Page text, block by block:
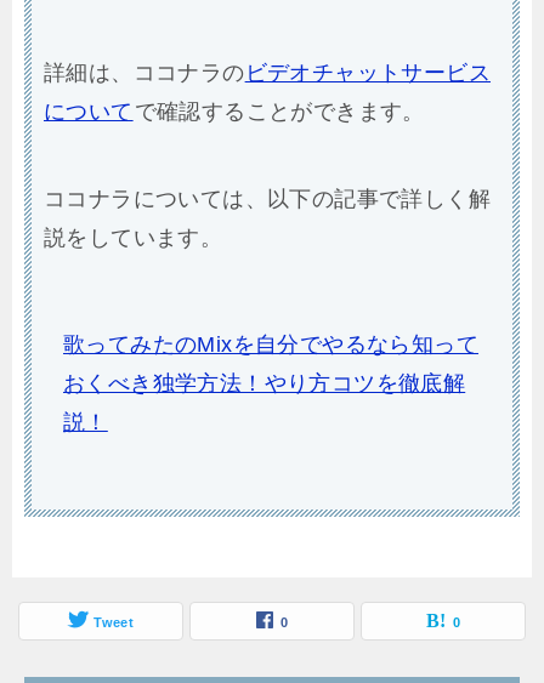
詳細は、ココナラの ビデオチャットサービス
について で確認することができます。
ココナラについては、以下の記事で詳しく解
説をしています。
歌ってみたのMixを自分でやるなら知って
おくべき独学方法！やり方コツを徹底解
説！
Tweet 0 0